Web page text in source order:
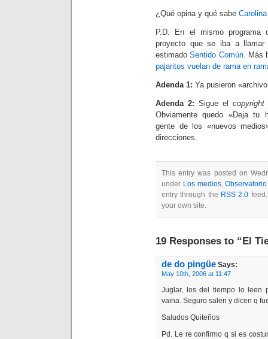
¿Qué opina y qué sabe
P.D. En el mismo programa
proyecto que se iba a
estimadoSentido Común. Más
pajaritos vuelan de rama en
Adenda 1: Ya pusieron
Adenda 2: Sigue el copyright
Obviamente quedo «Deja tu
gente de los «nuevos
direcciones.
This entry was posted on
under Los medios,
entry through the RSS 2.0
your own site.
19 Responses to “El
de do pingüe Says:
May 10th, 2006 at 11:47
Juglar, los del tiempo lo leen
vaina. Seguro salen y dicen q
Saludos Quiteños
Pd. Le re confirmo q si es